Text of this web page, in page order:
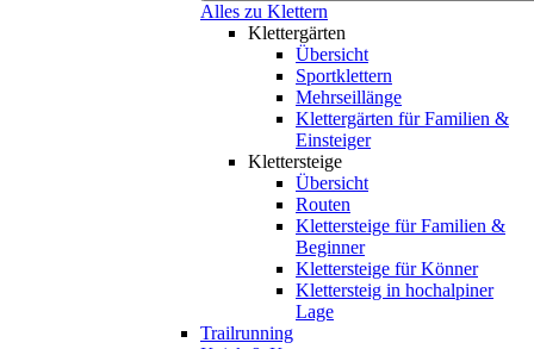
Alles zu Klettern
Klettergärten
Übersicht
Sportklettern
Mehrseillänge
Klettergärten für Familien &
Einsteiger
Klettersteige
Übersicht
Routen
Klettersteige für Familien &
Beginner
Klettersteige für Könner
Klettersteig in hochalpiner
Lage
Trailrunning